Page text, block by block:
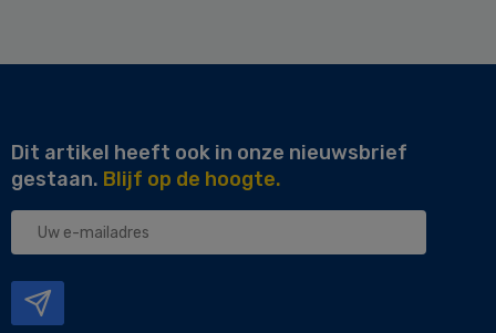
Dit artikel heeft ook in onze nieuwsbrief
gestaan. Blijf op de hoogte.
Uw